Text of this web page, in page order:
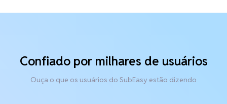
Confiado por milhares de usuários
Ouça o que os usuários do SubEasy estão dizendo